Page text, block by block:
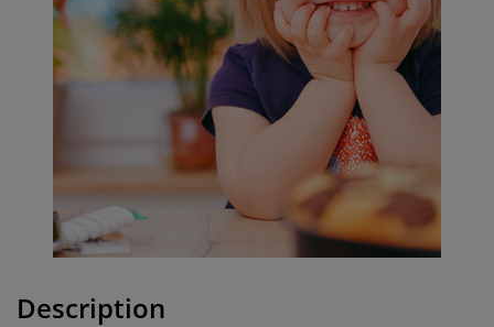
Description